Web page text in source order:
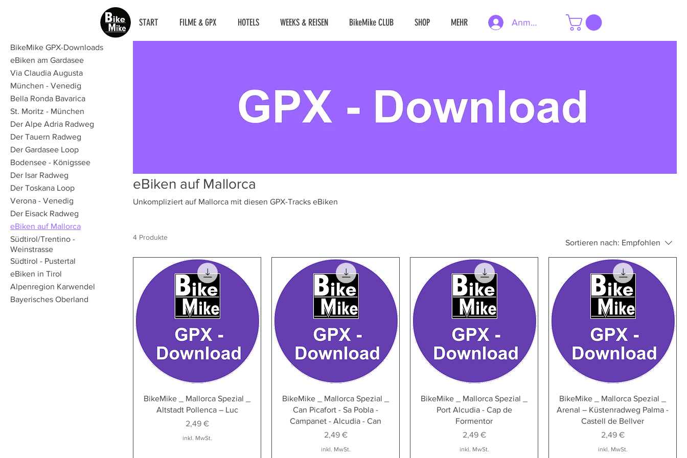
START FILME & GPX HOTELS WEEKS & REISEN BikeMike CLUB SHOP MEHR Anmelden
BikeMike GPX-Downloads
eBiken am Gardasee
Via Claudia Augusta
München - Venedig
Bella Ronda Bavarica
St. Moritz - München
Der Alpe Adria Radweg
Der Tauern Radweg
Der Gardasee Loop
Bodensee - Königssee
Der Isar Radweg
Der Toskana Loop
Verona - Venedig
Der Eisack Radweg
eBiken auf Mallorca
Südtirol/Trentino -
Weinstrasse
Südtirol - Pustertal
eBiken in Tirol
Alpenregion Karwendel
Bayerisches Oberland
eBiken auf Mallorca
Unkompliziert auf Mallorca mit diesen GPX-Tracks eBiken
4 Produkte
Sortieren nach: Empfohlen
BikeMike _ Mallorca Spezial _
Altstadt Pollenca – Luc
Preis
2,49 €
inkl. MwSt.
BikeMike _ Mallorca Spezial _
Can Picafort - Sa Pobla -
Campanet - Alcudia - Can
Preis
2,49 €
inkl. MwSt.
BikeMike _ Mallorca Spezial _
Port Alcudia - Cap de
Formentor
Preis
2,49 €
inkl. MwSt.
BikeMike _ Mallorca Spezial _
Arenal – Küstenradweg Palma -
Castell de Bellver
Preis
2,49 €
inkl. MwSt.